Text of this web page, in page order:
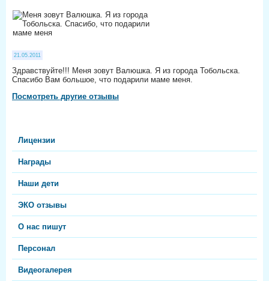
Лицензии
Награды
Наши дети
ЭКО отзывы
О нас пишут
Персонал
Видеогалерея
21.05.2011
Здравствуйте!!! Меня зовут Валюшка. Я из города Тобольска.
Спасибо Вам большое, что подарили маме меня.
Посмотреть другие отзывы